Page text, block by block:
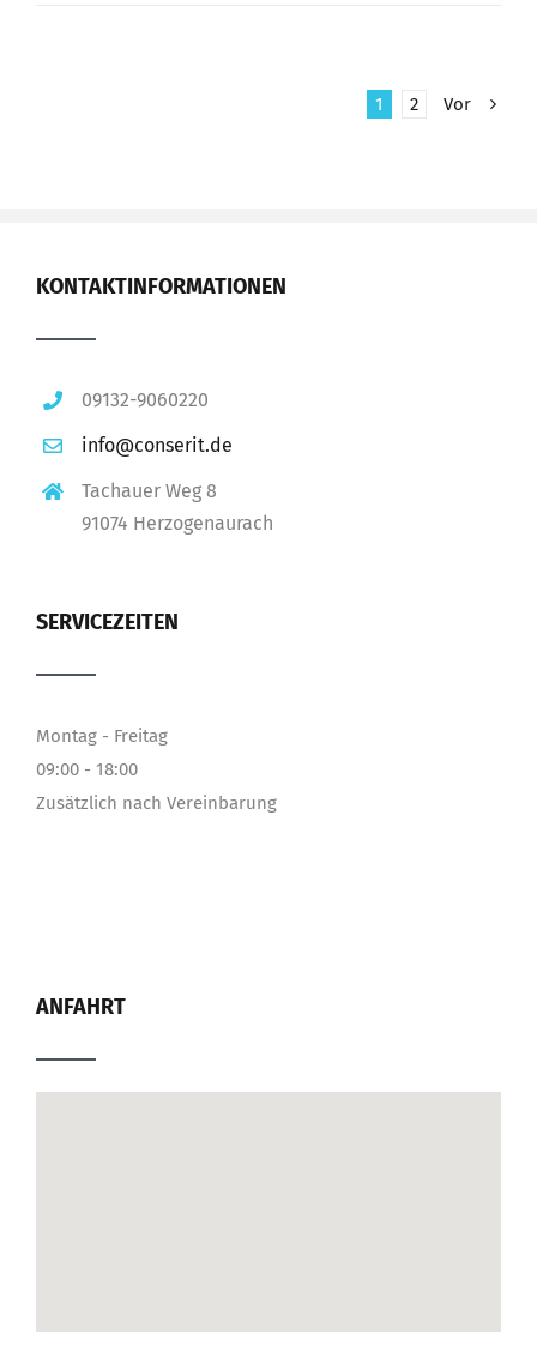
1 2 Vor
KONTAKTINFORMATIONEN
09132-9060220
info@conserit.de
Tachauer Weg 8
91074 Herzogenaurach
SERVICEZEITEN
Montag - Freitag
09:00 - 18:00
Zusätzlich nach Vereinbarung
ANFAHRT